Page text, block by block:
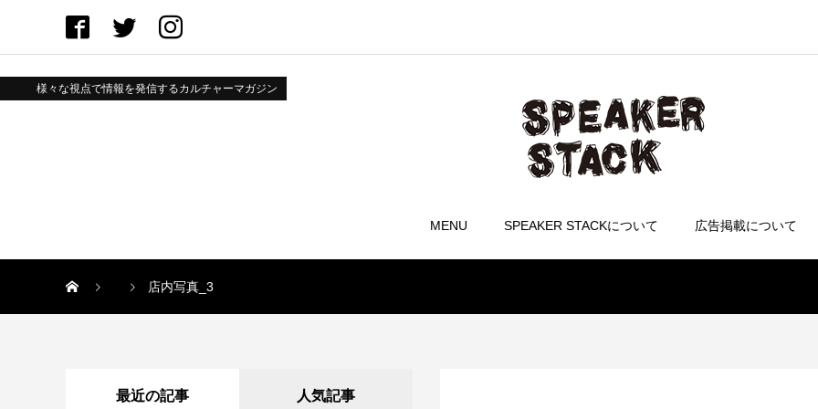
様々な視点で情報を発信するカルチャーマガジン
MENU SPEAKER STACKについて 広告掲載について
店内写真_3
最近の記事 人気記事